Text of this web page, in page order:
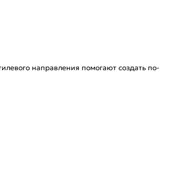
направления помогают создать по-